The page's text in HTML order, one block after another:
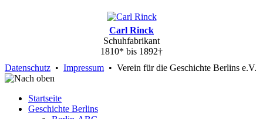
Carl Rinck
Schuhfabrikant
1810* bis 1892†
Datenschutz • Impressum • Verein für die Geschichte Berlins e.V.
Startseite
Geschichte Berlins